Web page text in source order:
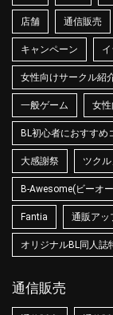
店舗 通信販売
キャンペーン
女性向けサークル紹
一般ゲーム 女性
BL初心者におすすめ
大感謝祭 ツクル
B-Awesome(ビーオ
Fantia 通販アッ
オリジナルBL同人誌
通信販売